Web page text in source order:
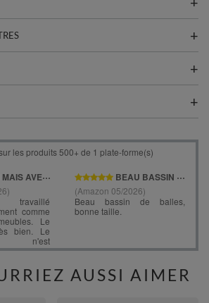
AUSSI AIMER